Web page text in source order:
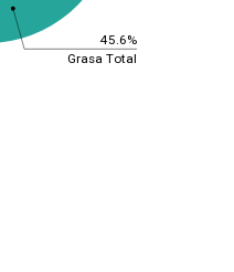
45.6%
Grasa Total